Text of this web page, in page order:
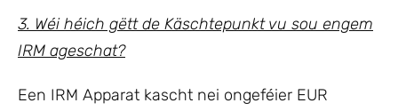
3. Wéi héich gëtt de Käschtepunkt vu sou engem
IRM ageschat?
Een IRM Apparat kascht nei ongeféier EUR